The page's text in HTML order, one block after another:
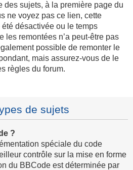
des sujets, à la première page du
ne voyez pas ce lien, cette
désactivée ou le temps
les remontées n’a peut-être pas
possible de remonter le
mais assurez-vous de le
règles du forum.
de sujets
?
spéciale du code
contrôle sur la mise en forme
du BBCode est déterminée par